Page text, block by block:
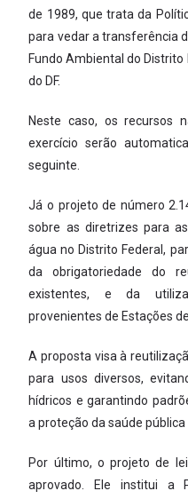
de 1989, que trata da
para vedar a transferência
Fundo Ambiental do Distrito
do DF.
Neste caso, os recursos
exercício serão
seguinte.
Já o projeto de número
sobre as diretrizes para
água no Distrito Federal,
da obrigatoriedade do
existentes, e da
provenientes de Estações
A proposta visa à
para usos diversos,
hídricos e garantindo
a proteção da saúde
Por último, o projeto de
aprovado. Ele institui a